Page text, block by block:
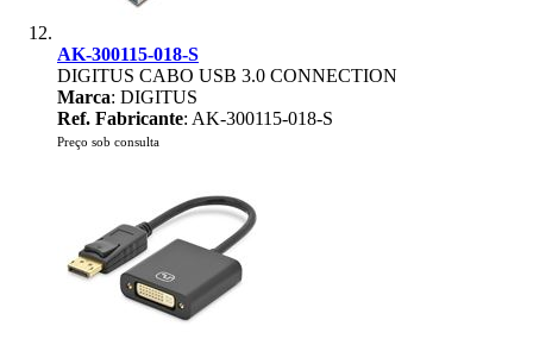
AK-300115-018-S
DIGITUS CABO USB 3.0 CONNECTION
Marca: DIGITUS
Ref. Fabricante: AK-300115-018-S
Preço sob consulta